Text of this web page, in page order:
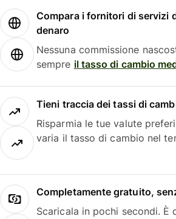
Compara i fornitori di servizi
denaro
Nessuna commissione
sempre il tasso di cambio
Tieni traccia dei tassi di
Risparmia le tue valute
varia il tasso di cambio nel
Completamente gratuito,
Scaricala in pochi secondi. È